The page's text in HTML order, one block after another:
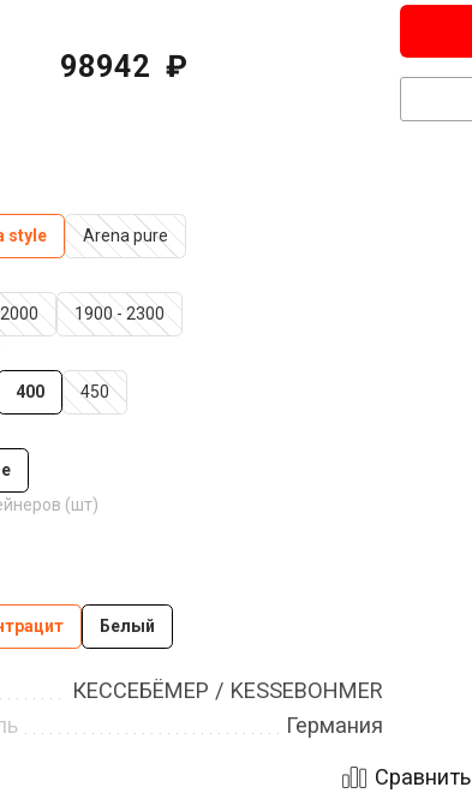
style
Arena pure
1900 - 2300
400
450
(шт)
Белый
КЕССЕБЁМЕР / KESSEBOHMER
Германия
98942 ₽
Сравнить